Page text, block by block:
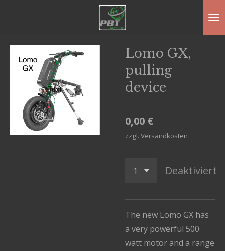
Lomo GX,
pulling
device
0,00 €
zzgl. Versandkosten
Deaktiviert
The new Lomo GX has
a very powerful 500
watt motor and a range